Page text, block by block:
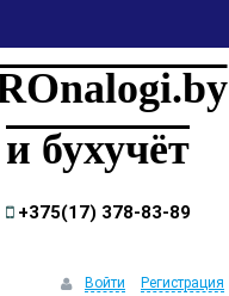
и бухучёт
+375(17) 378-83-89
Войти Регистрация